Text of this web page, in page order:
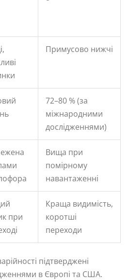
Примусово нижчі
72–80 % (за
міжнародними
дослідженнями)
Вища при
помірному
навантаженні
при
Краща видимість,
коротші
переходи
підтверджені
в Європі та США.